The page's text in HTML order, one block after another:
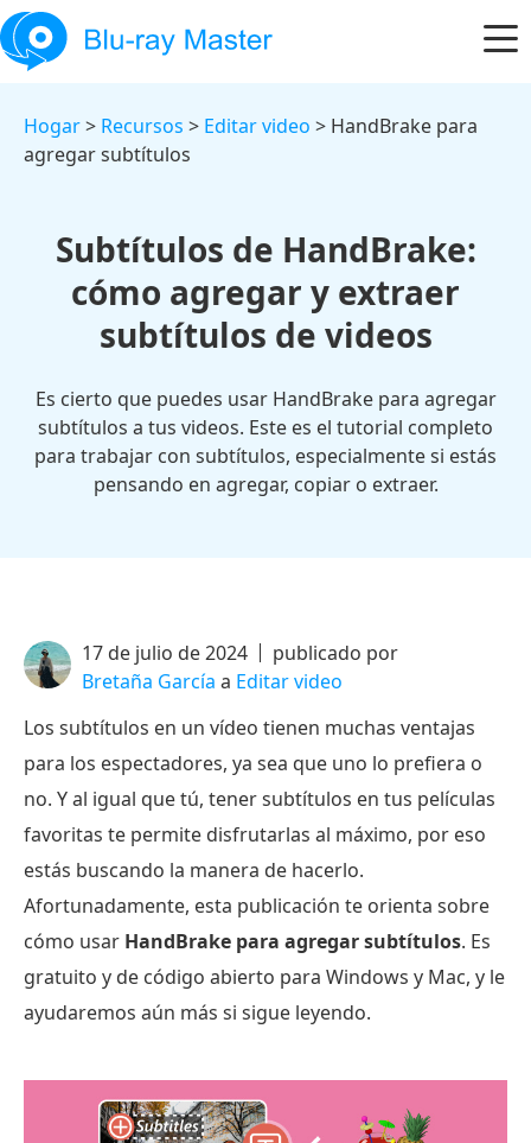
Hogar> Recursos > Editar video > HandBrake para
agregar subtítulos
Subtítulos de HandBrake:
cómo agregar y extraer
subtítulos de videos
Es cierto que puedes usar HandBrake para agregar
subtítulos a tus videos. Este es el tutorial completo
para trabajar con subtítulos, especialmente si estás
pensando en agregar, copiar o extraer.
17 de julio de 2024
publicado por
Bretaña García a Editar video
Los subtítulos en un vídeo tienen muchas ventajas
para los espectadores, ya sea que uno lo prefiera o
no. Y al igual que tú, tener subtítulos en tus películas
favoritas te permite disfrutarlas al máximo, por eso
estás buscando la manera de hacerlo.
Afortunadamente, esta publicación te orienta sobre
cómo usar HandBrake para agregar subtítulos. Es
gratuito y de código abierto para Windows y Mac, y le
ayudaremos aún más si sigue leyendo.